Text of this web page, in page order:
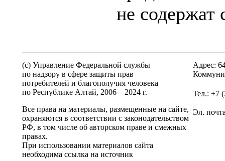
не содержат
(c) Управление Федеральной службы
по надзору в сфере защиты прав
потребителей и благополучия человека
по Республике Алтай, 2006—2024 г.
Все права на материалы, размещенные на сайте,
охраняются в соответствии с законодательством
РФ, в том числе об авторском праве и смежных
правах.
При использовании материалов сайта
необходима ссылка на источник
Адрес:
Тел.: +7
Эл.